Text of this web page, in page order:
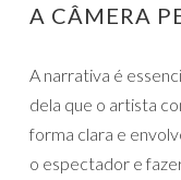
A CÂMERA
A narrativa é
dela que o artista
forma clara e
o espectador e